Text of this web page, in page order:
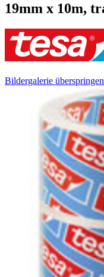
19mm x 10m,
Bildergalerie überspringen